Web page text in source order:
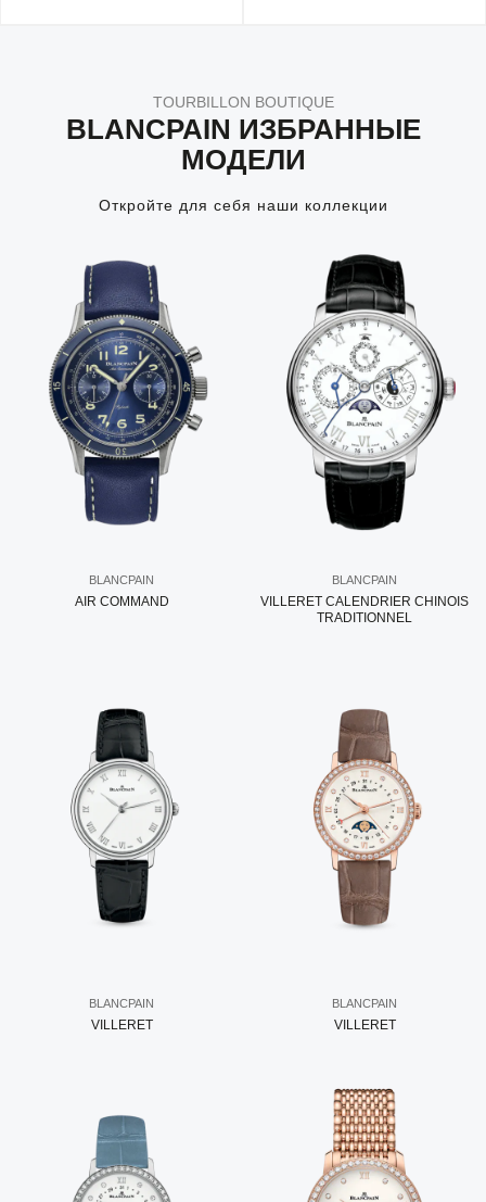
TOURBILLON BOUTIQUE
BLANCPAIN ИЗБРАННЫЕ
МОДЕЛИ
Откройте для себя наши коллекции
BLANCPAIN
AIR COMMAND
BLANCPAIN
VILLERET CALENDRIER CHINOIS
TRADITIONNEL
BLANCPAIN
VILLERET
BLANCPAIN
VILLERET